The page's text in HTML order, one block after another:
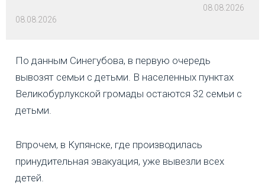
08.08.2026
08.08.2026
По данным Синегубова, в первую очередь
вывозят семьи с детьми. В населенных пунктах
Великобурлукской громады остаются 32 семьи с
детьми.
Впрочем, в Купянске, где производилась
принудительная эвакуация, уже вывезли всех
детей.